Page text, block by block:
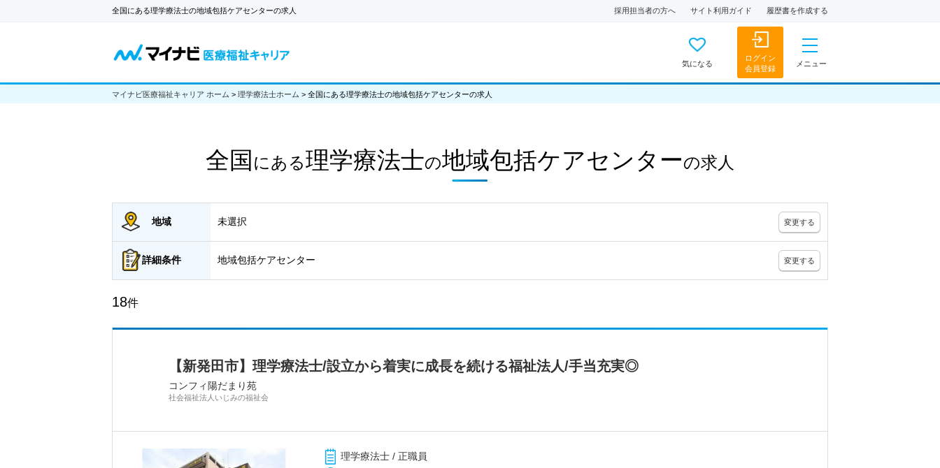
全国にある理学療法士の地域包括ケアセンターの求人 採用担当者の方へ サイト利用ガイド 履歴書を作成する
気になる
ログイン
会員登録
メニュー
マイナビ医療福祉キャリア ホーム > 理学療法士ホーム > 全国にある理学療法士の地域包括ケアセンターの求人
全国 にある理学療法士の地域包括ケアセンターの求人
地域 未選択 変更する
詳細条件 地域包括ケアセンター 変更する
18件
【新発田市】理学療法士/設立から着実に成長を続ける福祉法人/手当充実◎
コンフィ陽だまり苑
社会福祉法人いじみの福祉会
理学療法士 / 正職員